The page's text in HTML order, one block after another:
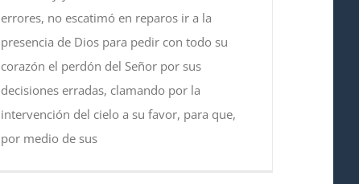
errores, no escatimó en reparos ir a la
presencia de Dios para pedir con todo su
corazón el perdón del Señor por sus
decisiones erradas, clamando por la
intervención del cielo a su favor, para que,
por medio de sus